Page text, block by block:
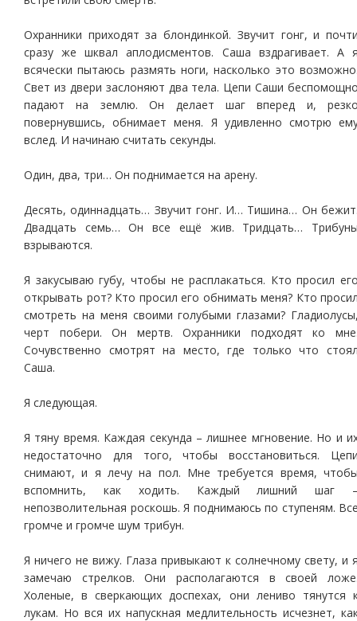
Охранники приходят за блондинкой. Звучит гонг, и
сразу же шквал аплодисментов. Саша вздрагивает. А
всячески пытаюсь размять ноги, насколько это
Свет из двери заслоняют два тела. Цепи Саши
падают на землю. Он делает шаг вперед и,
повернувшись, обнимает меня. Я удивленно смотрю
вслед. И начинаю считать секунды.
Один, два, три… Он поднимается на арену.
Десять, одиннадцать… Звучит гонг. И… Тишина… Он
Двадцать семь… Он все ещё жив. Тридцать…
взрываются.
Я закусываю губу, чтобы не расплакаться. Кто просил
открывать рот? Кто просил его обнимать меня? Кто
смотреть на меня своими голубыми глазами?
черт побери. Он мертв. Охранники подходят ко
Сочувственно смотрят на место, где только что
Саша.
Я следующая.
Я тяну время. Каждая секунда – лишнее мгновение. Но и
недостаточно для того, чтобы восстановиться.
снимают, и я лечу на пол. Мне требуется время,
вспомнить, как ходить. Каждый лишний шаг
непозволительная роскошь. Я поднимаюсь по ступеням.
громче и громче шум трибун.
Я ничего не вижу. Глаза привыкают к солнечному свету, и
замечаю стрелков. Они располагаются в своей
Холеные, в сверкающих доспехах, они лениво тянутся
лукам. Но вся их напускная медлительность исчезнет,